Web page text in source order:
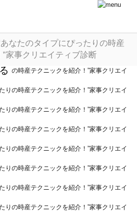
あなたのタイプにぴったりの時産
家事クリエイティブ診断